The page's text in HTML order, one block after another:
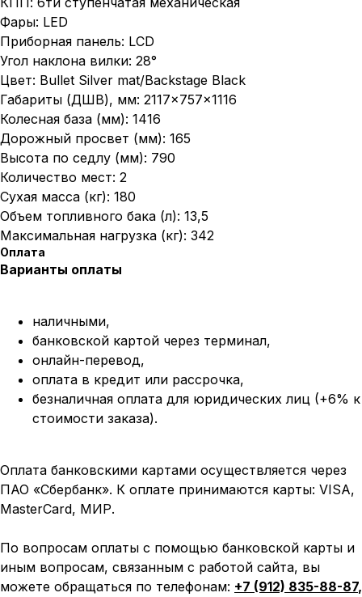
Фары: LED
Приборная панель: LCD
Угол наклона вилки: 28°
Цвет: Bullet Silver mat/Backstage Black
Габариты (ДШВ), мм: 2117×757×1116
Колесная база (мм): 1416
Дорожный просвет (мм): 165
Высота по седлу (мм): 790
Количество мест: 2
Сухая масса (кг): 180
Объем топливного бака (л): 13,5
Максимальная нагрузка (кг): 342
Оплата
Варианты оплаты
наличными,
банковской картой через терминал,
онлайн-перевод,
оплата в кредит или рассрочка,
безналичная оплата для юридических лиц (+6% к
стоимости заказа).
Оплата банковскими картами осуществляется через
ПАО «Сбербанк». К оплате принимаются карты: VISA,
MasterCard, МИР.
По вопросам оплаты с помощью банковской карты и
иным вопросам, связанным с работой сайта, вы
можете обращаться по телефонам: +7 (912) 835-88-87,